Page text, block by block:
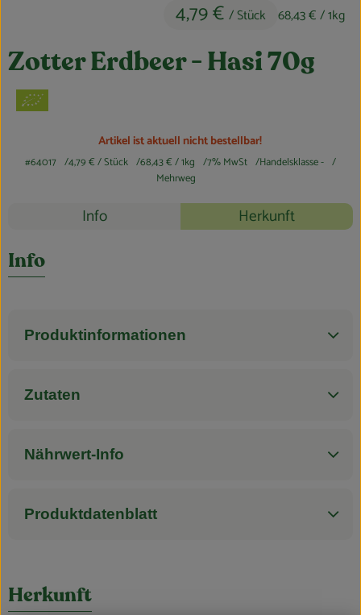
Kühltheke
Bäckerei
Getränke
Über uns
Zotter Erdbeer - Hasi 70g
4,79 € / Stück 68,43 €/ 1kg
Artikel ist aktuell nicht bestellbar!
#64017 4,79 €/ Stück 68,43 €/ 1kg 7% MwSt
Handelsklasse -
Mehrweg
Rezepte
Info Herkunft
Info
Produktinformationen
Zutaten
Nährwert-Info
Produktdatenblatt
Herkunft